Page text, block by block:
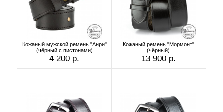
Кожаный мужской ремень "Анри"
(чёрный с пистонами)
4 200 р.
Кожаный ремень "Мормонт"
(чёрный)
13 900 р.